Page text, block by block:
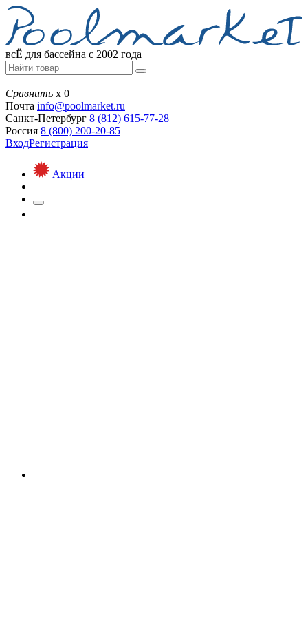
всЁ для бассейна с 2002 года
Сравнить х 0
Почта info@poolmarket.ru
Санкт-Петербург 8 (812) 615-77-28
Россия 8 (800) 200-20-85
ВходРегистрация
Акции